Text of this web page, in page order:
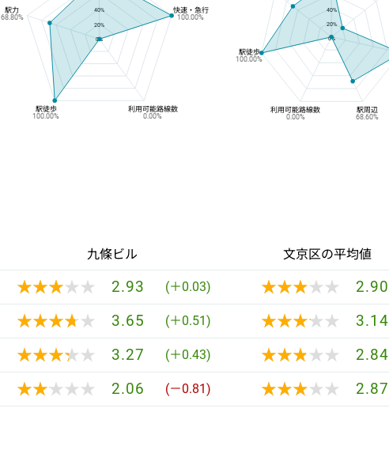
40%
20%
0%
駅力
68.80%
駅徒歩
100.00%
利用可能路線数
0.00%
快速・急行
100.00%
40%
20%
0%
駅徒歩
100.00%
利用可能路線数
0.00%
駅周辺
68.60%
九條ビル 文京区の平均値
★★★★★
★★★★★ 2.93 (＋0.03) ★★★★★
★★★★★ 2.90
★★★★★
★★★★★ 3.65 (＋0.51) ★★★★★
★★★★★ 3.14
★★★★★
★★★★★ 3.27 (＋0.43) ★★★★★
★★★★★ 2.84
★★★★★
★★★★★ 2.06 (－0.81) ★★★★★
★★★★★ 2.87